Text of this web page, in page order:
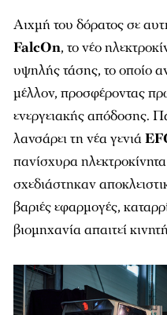
Αιχμή του δόρατος σε
FalcOn, το νέο
υψηλής τάσης, το οποίο
μέλλον, προσφέροντας
ενεργειακής απόδοσης.
λανσάρει τη νέα γενιά
πανίσχυρα
σχεδιάστηκαν
βαριές εφαρμογές,
βιομηχανία απαιτεί